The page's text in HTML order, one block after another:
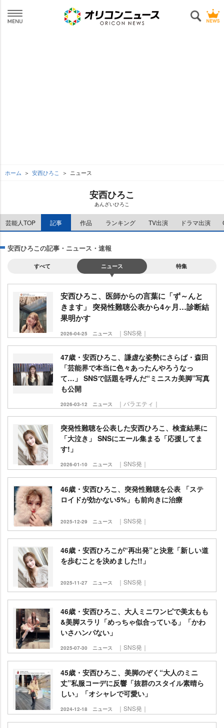
ホーム 安西ひろこ ニュース
安西ひろこ
あんざいひろこ
芸能人TOP 記事 作品 ランキング TV出演 ドラマ出演
安西ひろこの記事・ニュース・速報
すべて ニュース 特集
安西ひろこ、医師からの言葉に「ず～んと
きます」 突発性難聴公表から4ヶ月…診断結
果明かす
2026-04-25 ニュース ｜SNS発｜
47歳・安西ひろこ、謙虚な姿勢にさらば・森田
「芸能界で本当に色々あったんやろうなっ
て…」 SNSで話題を呼んだ“ミニスカ美脚”写真
も公開
2026-03-12 ニュース ｜バラエティ｜
突発性難聴を公表した安西ひろこ、検査結果に
「大泣き」 SNSにエール集まる「応援してま
す!」
2026-01-10 ニュース ｜SNS発｜
46歳・安西ひろこ、突発性難聴を公表 「ステ
ロイドが効かない5%」も前向きに治療
2025-12-29 ニュース ｜SNS発｜
46歳・安西ひろこが“再出発”と決意「新しい道
を歩むことを決めました!!」
2025-11-27 ニュース ｜SNS発｜
46歳・安西ひろこ、大人ミニワンピで美太もも
&美脚スラリ「めっちゃ似合っている」「かわ
いさハンパない」
2025-07-30 ニュース ｜SNS発｜
45歳・安西ひろこ、美脚のぞく“大人のミニ
丈”私服コーデに反響「抜群のスタイル素晴ら
しい」「オシャレで可愛い」
2024-12-18 ニュース ｜SNS発｜